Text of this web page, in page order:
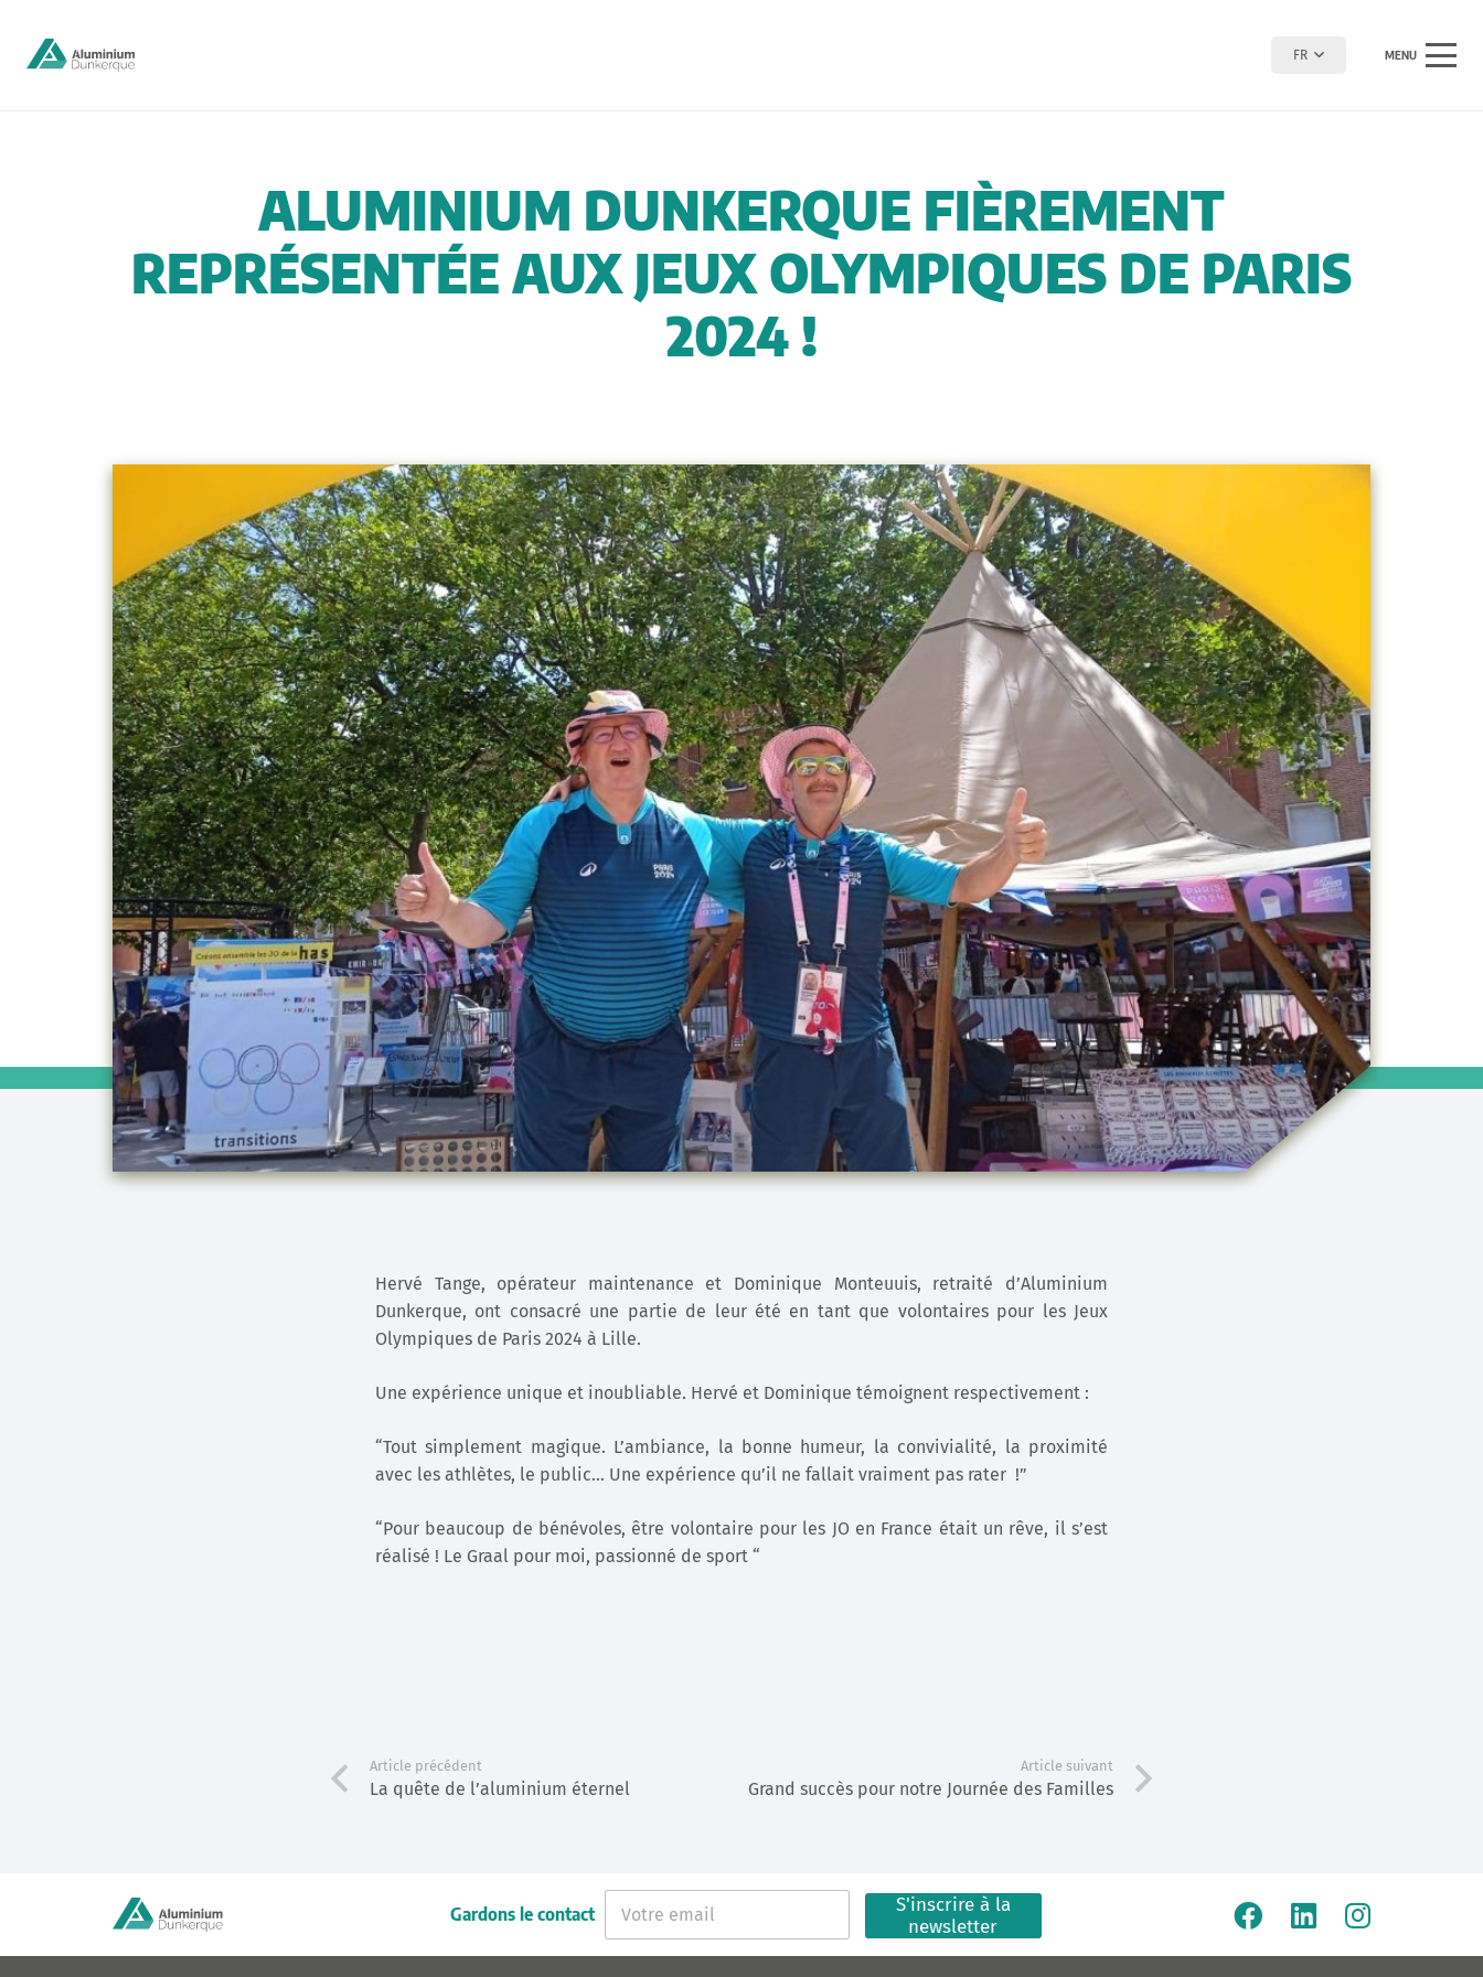
FR MENU
ALUMINIUM DUNKERQUE FIÈREMENT
REPRÉSENTÉE AUX JEUX OLYMPIQUES DE PARIS
2024 !
Hervé Tange, opérateur maintenance et Dominique Monteuuis, retraité d’Aluminium
Dunkerque, ont consacré une partie de leur été en tant que volontaires pour les Jeux
Olympiques de Paris 2024 à Lille.
Une expérience unique et inoubliable. Hervé et Dominique témoignent respectivement :
“Tout simplement magique. L’ambiance, la bonne humeur, la convivialité, la proximité
avec les athlètes, le public… Une expérience qu’il ne fallait vraiment pas rater !”
“Pour beaucoup de bénévoles, être volontaire pour les JO en France était un rêve, il s’est
réalisé ! Le Graal pour moi, passionné de sport “
Article précédent
La quête de l’aluminium éternel
Article suivant
Grand succès pour notre Journée des Familles
Gardons le contact
m
a
S'inscrire à la
newsletter